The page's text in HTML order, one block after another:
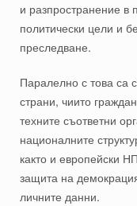
и разпространение в
политически цели и
преследване.
Паралелно с това са
страни, чиито
техните съответни
националните
както и европейски
защита на
личните данни.